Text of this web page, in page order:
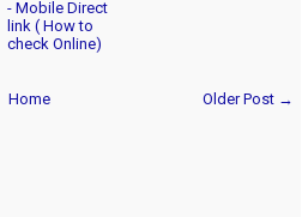
- Mobile Direct
link ( How to
check Online)
Older Post →
Home